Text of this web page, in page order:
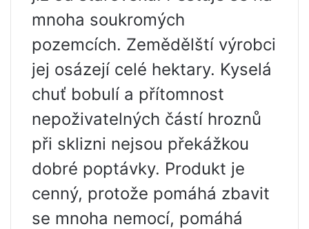
mnoha soukromých
pozemcích. Zemědělští výrobci
jej osázejí celé hektary. Kyselá
chuť bobulí a přítomnost
nepoživatelných částí hroznů
při sklizni nejsou překážkou
dobré poptávky. Produkt je
cenný, protože pomáhá zbavit
se mnoha nemocí, pomáhá